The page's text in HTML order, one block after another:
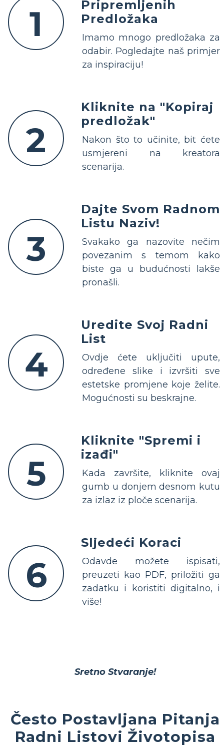
1
Pripremljenih
Predložaka
Imamo mnogo predložaka za
odabir. Pogledajte naš primjer
za inspiraciju!
2
Kliknite na "Kopiraj
predložak"
Nakon što to učinite, bit ćete
usmjereni na kreatora
scenarija.
3
Dajte Svom Radnom
Listu Naziv!
Svakako ga nazovite nečim
povezanim s temom kako
biste ga u budućnosti lakše
pronašli.
4
Uredite Svoj Radni
List
Ovdje ćete uključiti upute,
određene slike i izvršiti sve
estetske promjene koje želite.
Mogućnosti su beskrajne.
5
Kliknite "Spremi i
izađi"
Kada završite, kliknite ovaj
gumb u donjem desnom kutu
za izlaz iz ploče scenarija.
6
Sljedeći Koraci
Odavde možete ispisati,
preuzeti kao PDF, priložiti ga
zadatku i koristiti digitalno, i
više!
Sretno Stvaranje!
Često Postavljana Pitanja
Radni Listovi Životopisa